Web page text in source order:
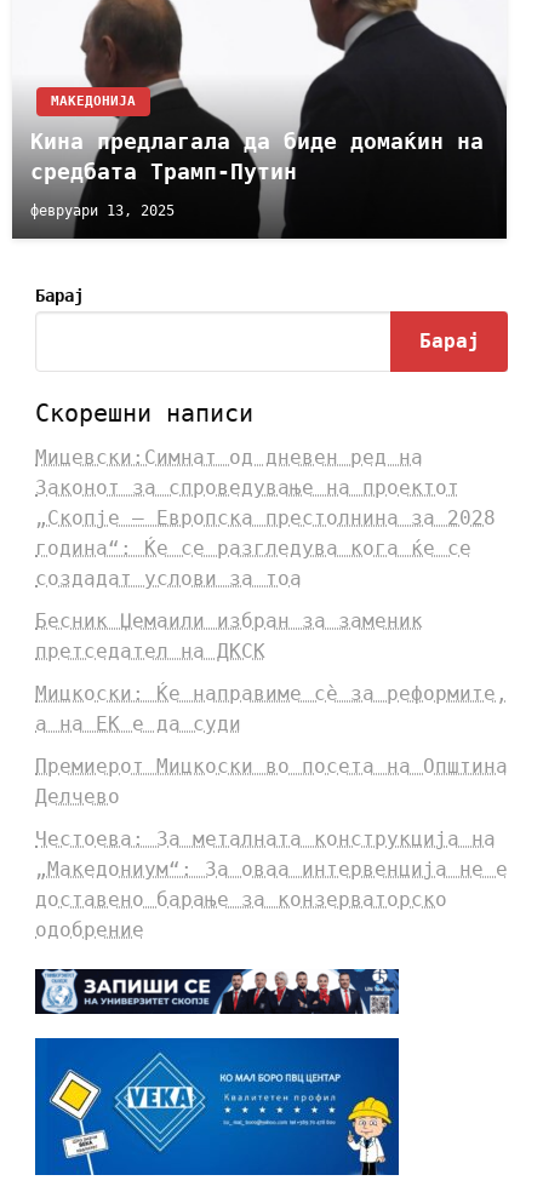
МАКЕДОНИЈА
Кина предлагала да биде домаќин на
средбата Трамп-Путин
февруари 13, 2025
Барај
Барај
Скорешни написи
Мицевски:Симнат од дневен ред на
Законот за спроведување на проектот
„Скопје – Европска престолнина за 2028
година“: Ќе се разгледува кога ќе се
создадат услови за тоа
Бесник Џемаили избран за заменик
претседател на ДКСК
Мицкоски: Ќе направиме сè за реформите,
а на ЕК е да суди
Премиерот Мицкоски во посета на Општина
Делчево
Честоева: За металната конструкција на
„Македониум“: За оваа интервенција не е
доставено барање за конзерваторско
одобрение